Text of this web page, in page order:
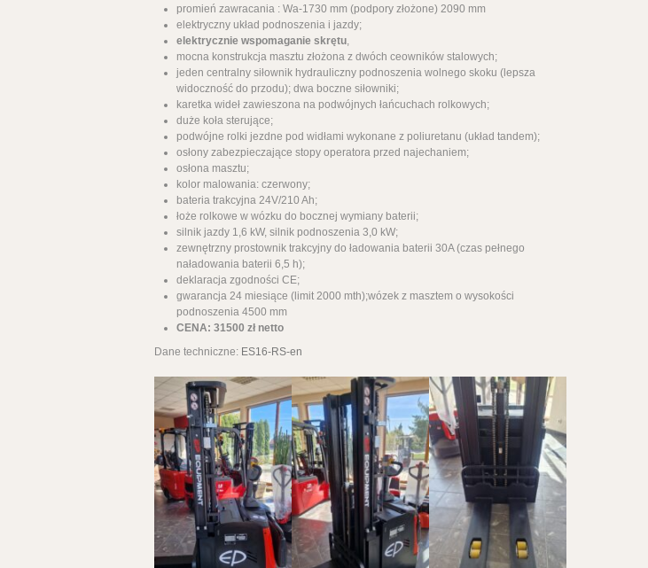
promień zawracania : Wa-1730 mm (podpory złożone) 2090 mm
elektryczny układ podnoszenia i jazdy;
elektrycznie wspomaganie skrętu,
mocna konstrukcja masztu złożona z dwóch ceowników stalowych;
jeden centralny siłownik hydrauliczny podnoszenia wolnego skoku (lepsza
widoczność do przodu); dwa boczne siłowniki;
karetka wideł zawieszona na podwójnych łańcuchach rolkowych;
duże koła sterujące;
podwójne rolki jezdne pod widłami wykonane z poliuretanu (układ tandem);
osłony zabezpieczające stopy operatora przed najechaniem;
osłona masztu;
kolor malowania: czerwony;
bateria trakcyjna 24V/210 Ah;
łoże rolkowe w wózku do bocznej wymiany baterii;
silnik jazdy 1,6 kW, silnik podnoszenia 3,0 kW;
zewnętrzny prostownik trakcyjny do ładowania baterii 30A (czas pełnego
naładowania baterii 6,5 h);
deklaracja zgodności CE;
gwarancja 24 miesiące (limit 2000 mth);wózek z masztem o wysokości
podnoszenia 4500 mm
CENA: 31500 zł netto
Dane techniczne: ES16-RS-en